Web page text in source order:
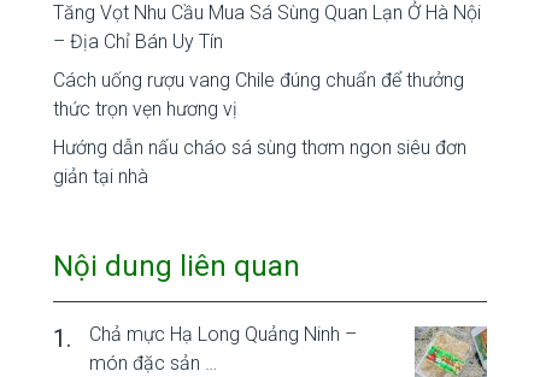
Tăng Vọt Nhu Cầu Mua Sá Sùng Quan Lạn Ở Hà Nội
– Địa Chỉ Bán Uy Tín
Cách uống rượu vang Chile đúng chuẩn để thưởng
thức trọn vẹn hương vị
Hướng dẫn nấu cháo sá sùng thơm ngon siêu đơn
giản tại nhà
Nội dung liên quan
Chả mực Hạ Long Quảng Ninh –
món đặc sản …